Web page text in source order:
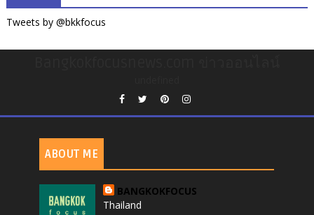
Tweets by @bkkfocus
ABOUT ME
BANGKOKFOCUS
Thailand